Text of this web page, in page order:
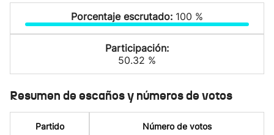
Porcentaje escrutado: 100 %
Participación:
50.32 %
Resumen de escaños y números de votos
Partido Número de votos